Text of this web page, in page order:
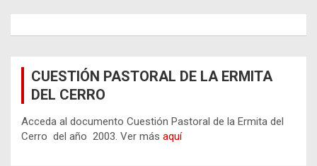
CUESTIÓN PASTORAL DE LA ERMITA
DEL CERRO
Acceda al documento Cuestión Pastoral de la Ermita del
Cerro del año 2003. Ver más aquí